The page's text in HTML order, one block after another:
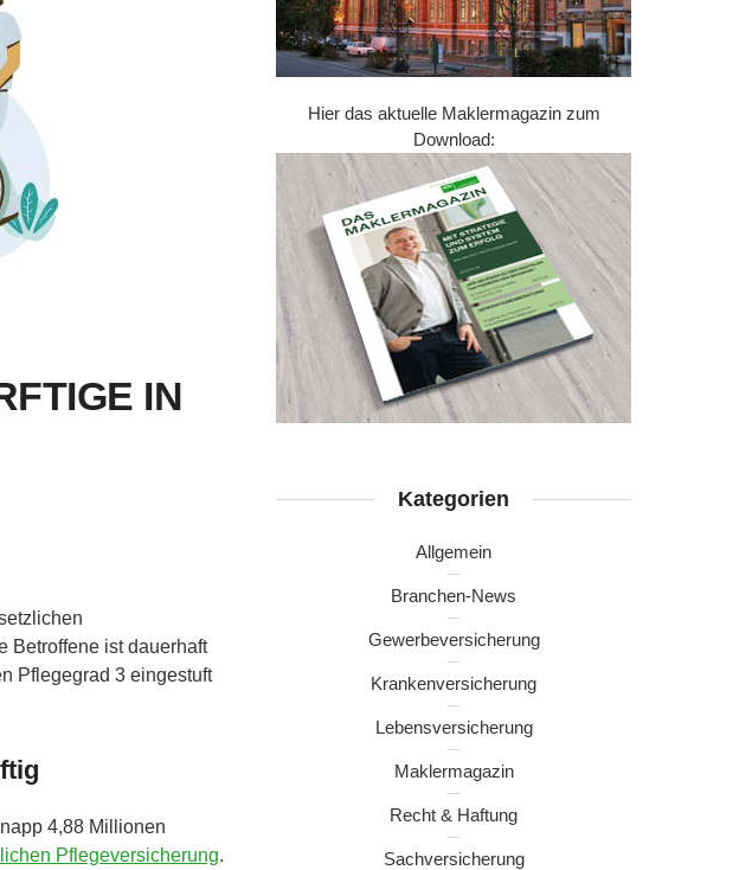
IN
Betroffene ist dauerhaft
Pflegegrad 3 eingestuft
4,88 Millionen
Pflegeversicherung.
Hier das aktuelle Maklermagazin zum
Download:
Kategorien
Allgemein
Branchen-News
Gewerbeversicherung
Krankenversicherung
Lebensversicherung
Maklermagazin
Recht & Haftung
Sachversicherung